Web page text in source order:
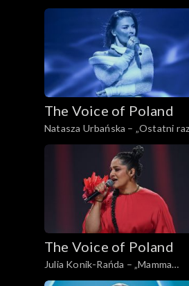
Man's Man's World”; „The
Poland”, Live, 16 listopada 2024
The Voice of Poland
Natasza Urbańska – „Ostatni
„The Voice of Poland”, Live, 16
The Voice of Poland
Julia Konik-Rańda – „Mamma
Knows Best”; „The Voice of